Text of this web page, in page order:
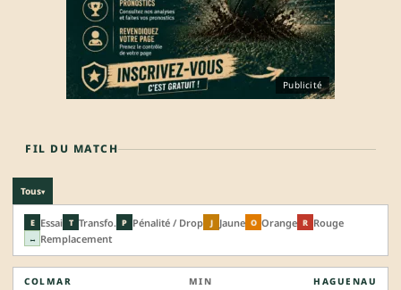
Publicité
FIL DU MATCH
Tous▾
E Essai T Transfo. P Pénalité / Drop J Jaune O Orange R Rouge
↔ Remplacement
COLMAR MIN HAGUENAU